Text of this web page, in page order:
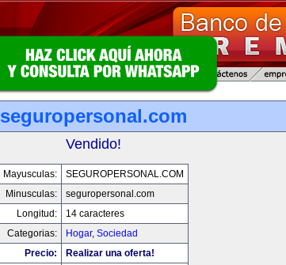
seguropersonal.com
Vendido!
Mayusculas:
SEGUROPERSONAL.COM
Minusculas:
seguropersonal.com
Longitud:
14 caracteres
Categorias:
Hogar, Sociedad
Precio:
Realizar una oferta!